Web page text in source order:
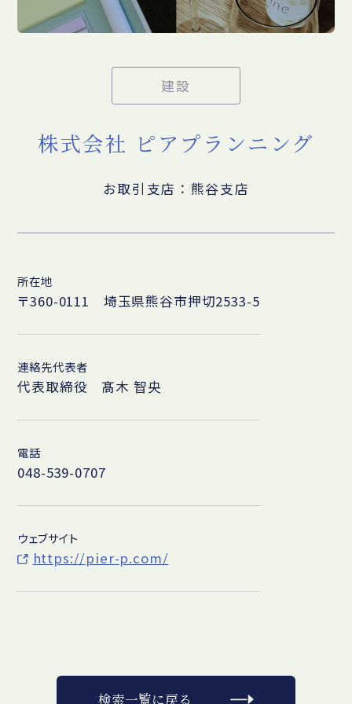
建設
株式会社 ピアプランニング
お取引支店：熊谷支店
所在地
〒360-0111 埼玉県熊谷市押切2533-5
連絡先代表者
代表取締役 髙木 智央
電話
048-539-0707
ウェブサイト
https://pier-p.com/
検索一覧に戻る